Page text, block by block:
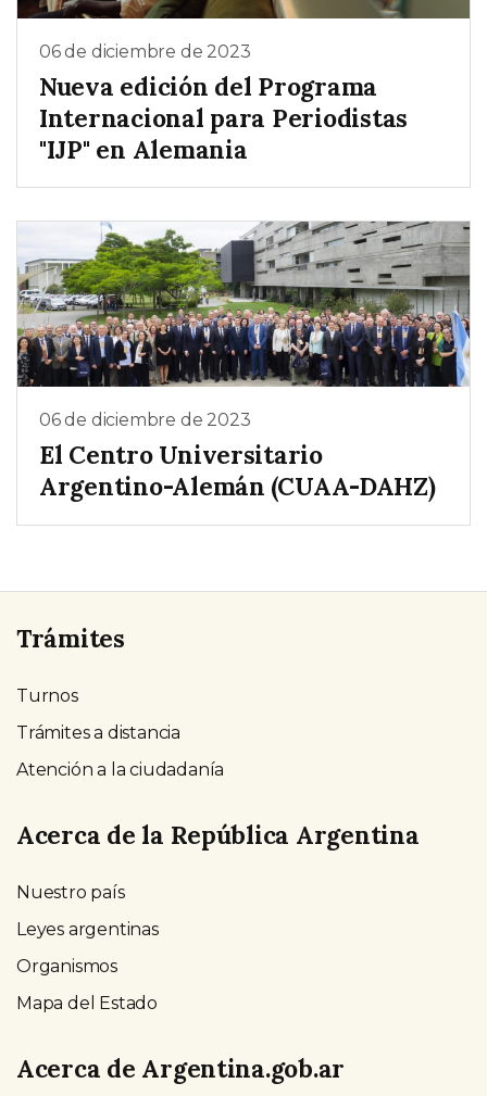
06 de diciembre de 2023
Nueva edición del Programa
Internacional para Periodistas
"IJP" en Alemania
06 de diciembre de 2023
El Centro Universitario
Argentino-Alemán (CUAA-DAHZ)
Trámites
Turnos
Trámites a distancia
Atención a la ciudadanía
Acerca de la República Argentina
Nuestro país
Leyes argentinas
Organismos
Mapa del Estado
Acerca de Argentina.gob.ar